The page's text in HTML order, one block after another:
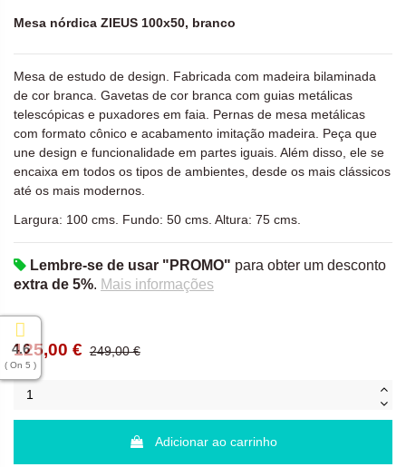
4.6
( On 5 )
Mesa nórdica ZIEUS 100x50, branco
Mesa de estudo de design. Fabricada com madeira bilaminada
de cor branca. Gavetas de cor branca com guias metálicas
telescópicas e puxadores em faia. Pernas de mesa metálicas
com formato cônico e acabamento imitação madeira. Peça que
une design e funcionalidade em partes iguais. Além disso, ele se
encaixa em todos os tipos de ambientes, desde os mais clássicos
até os mais modernos.
Largura: 100 cms. Fundo: 50 cms. Altura: 75 cms.
Lembre-se de usar "PROMO" para obter um desconto
extra de 5%. Mais informações
125,00 € 249,00 €
Adicionar ao carrinho